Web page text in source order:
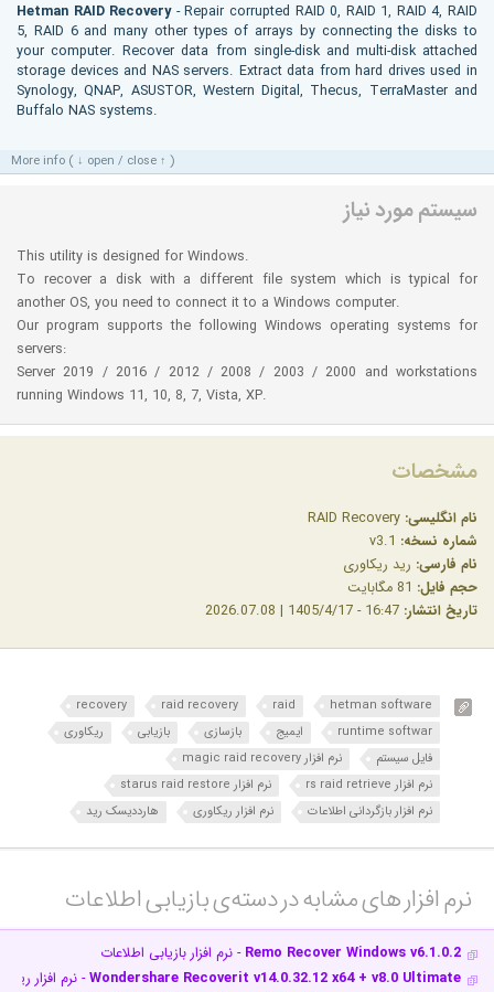
Hetman RAID Recovery- Repair corrupted RAID 0, RAID 1, RAID 4, RAID
5, RAID 6 and many other types of arrays by connecting the disks to
your computer. Recover data from single-disk and multi-disk attached
storage devices and NAS servers. Extract data from hard drives used in
Synology, QNAP, ASUSTOR, Western Digital, Thecus, TerraMaster and
Buffalo NAS systems.
More info ( ↓ open / close ↑ )
سیستم مورد نیاز
This utility is designed for Windows.
To recover a disk with a different file system which is typical for
another OS, you need to connect it to a Windows computer.
Our program supports the following Windows operating systems for
servers:
Server 2019 / 2016 / 2012 / 2008 / 2003 / 2000 and workstations
running Windows 11, 10, 8, 7, Vista, XP.
مشخصات
نام انگلیسی:
شماره نسخه:
نام فارسی: رید ریکاوری
حجم فایل:
تاریخ انتشار:
hetman software
raid
raid recovery
recovery
runtime softwar
ایمیج بازسازی بازیابی
ریکاوری
فایل سیستم
نرم افزار magic raid recovery
نرم افزار rs raid retrieve
نرم افزار starus raid restore
نرم افزار بازگردانی اطلاعات
نرم افزار ریکاوری هارددیسک رید
نرم افزار های مشابه در دسته‌ی‌ بازیابی اطلاعات‎
Remo Recover Windows v6.1.0.2 - نرم افزار بازیابی اطلاعات
Wondershare Recoverit v14.0.32.12 x64 + v8.0 Ultimate- نرم افزار